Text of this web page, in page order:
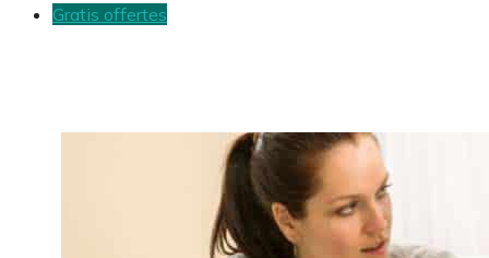
Gratis offertes